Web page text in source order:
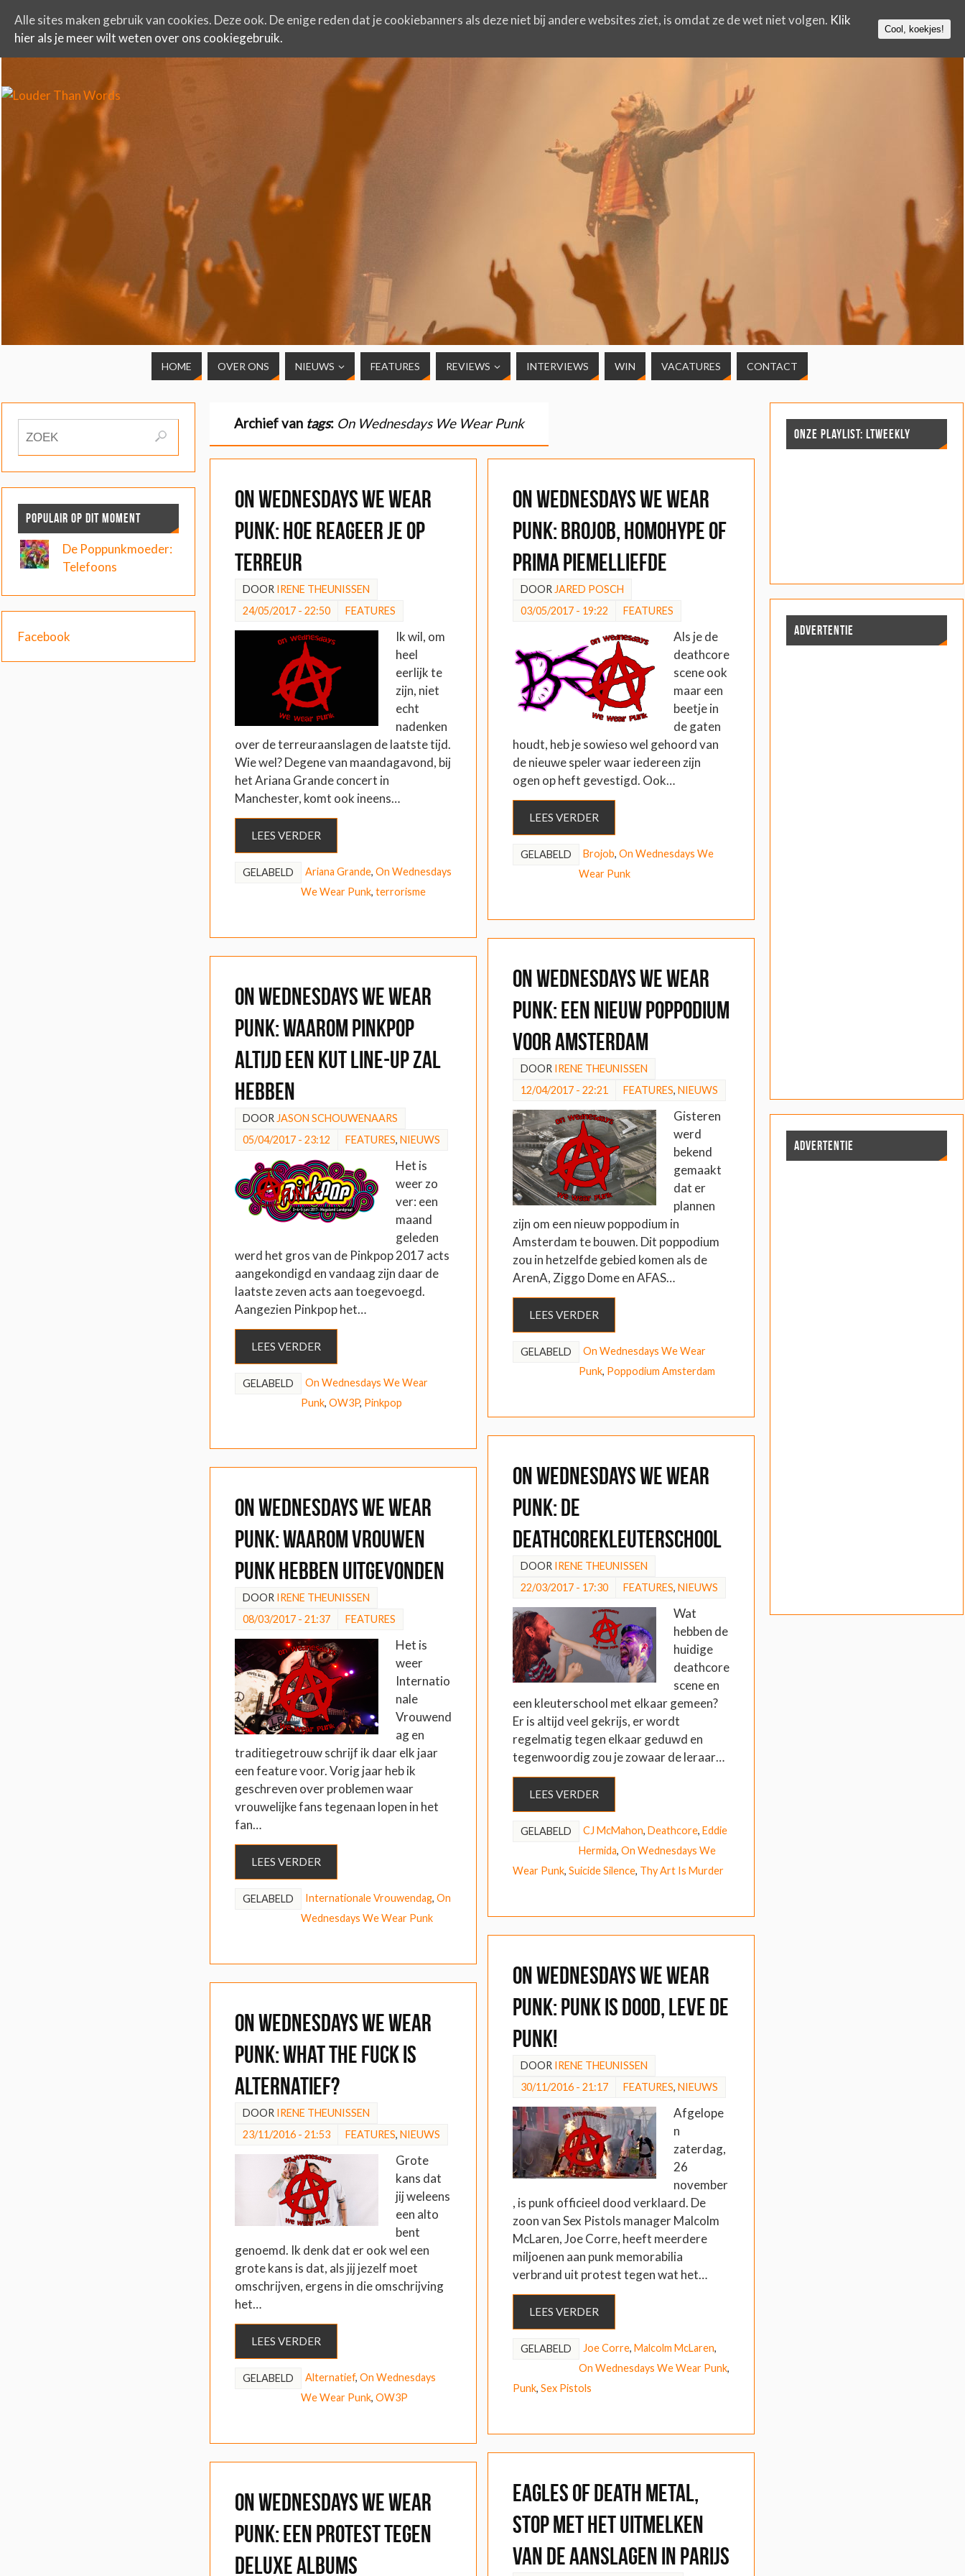
HOME OVER ONS NIEUWS FEATURES REVIEWS INTERVIEWS WIN VACATURES CONTACT
Archief van tags: On Wednesdays We Wear Punk
On Wednesdays We Wear
Punk: Hoe reageer je op
terreur
DOOR IRENE THEUNISSEN
24/05/2017 - 22:50
FEATURES
Ik wil, om
heel
eerlijk te
zijn, niet
echt
nadenken
over de terreuraanslagen de laatste tijd.
Wie wel? Degene van maandagavond, bij
het Ariana Grande concert in
Manchester, komt ook ineens…
LEES VERDER
GELABELD Ariana Grande, On Wednesdays
We Wear Punk, terrorisme
On Wednesdays We Wear
Punk: Brojob, homohype of
prima piemelliefde
DOOR JARED POSCH
03/05/2017 - 19:22
FEATURES
Als je de
deathcore
scene ook
maar een
beetje in
de gaten
houdt, heb je sowieso wel gehoord van
de nieuwe speler waar iedereen zijn
ogen op heft gevestigd. Ook…
LEES VERDER
GELABELD Brojob, On Wednesdays We
Wear Punk
On Wednesdays We Wear
Punk: Een nieuw poppodium
voor Amsterdam
DOOR IRENE THEUNISSEN
12/04/2017 - 22:21
FEATURES, NIEUWS
Gisteren
werd
bekend
gemaakt
dat er
plannen
zijn om een nieuw poppodium in
Amsterdam te bouwen. Dit poppodium
zou in hetzelfde gebied komen als de
ArenA, Ziggo Dome en AFAS…
LEES VERDER
GELABELD
On Wednesdays We Wear
Punk, Poppodium Amsterdam
On Wednesdays We Wear
Punk: Waarom Pinkpop
altijd een kut line-up zal
hebben
DOOR JASON SCHOUWENAARS
05/04/2017 - 23:12
FEATURES, NIEUWS
Het is
weer zo
ver: een
maand
geleden
werd het gros van de Pinkpop 2017 acts
aangekondigd en vandaag zijn daar de
laatste zeven acts aan toegevoegd.
Aangezien Pinkpop het…
LEES VERDER
GELABELD
On Wednesdays We Wear
Punk, OW3P, Pinkpop
On Wednesdays We Wear
Punk: De
deathcorekleuterschool
DOOR IRENE THEUNISSEN
22/03/2017 - 17:30
FEATURES, NIEUWS
Wat
hebben de
huidige
deathcore
scene en
een kleuterschool met elkaar gemeen?
Er is altijd veel gekrijs, er wordt
regelmatig tegen elkaar geduwd en
tegenwoordig zou je zowaar de leraar…
LEES VERDER
GELABELD CJ McMahon, Deathcore, Eddie
Hermida, On Wednesdays We
Wear Punk, Suicide Silence, Thy Art Is Murder
On Wednesdays We Wear
Punk: Waarom vrouwen
punk hebben uitgevonden
DOOR IRENE THEUNISSEN
08/03/2017 - 21:37
FEATURES
Het is
weer
Internatio
nale
Vrouwend
ag en
traditiegetrouw schrijf ik daar elk jaar
een feature voor. Vorig jaar heb ik
geschreven over problemen waar
vrouwelijke fans tegenaan lopen in het
fan…
LEES VERDER
GELABELD Internationale Vrouwendag, On
Wednesdays We Wear Punk
On Wednesdays We Wear
Punk: Punk is dood, leve de
punk!
DOOR IRENE THEUNISSEN
30/11/2016 - 21:17
FEATURES, NIEUWS
Afgelope
n
zaterdag,
26
november
, is punk officieel dood verklaard. De
zoon van Sex Pistols manager Malcolm
McLaren, Joe Corre, heeft meerdere
miljoenen aan punk memorabilia
verbrand uit protest tegen wat het…
LEES VERDER
GELABELD Joe Corre, Malcolm McLaren,
On Wednesdays We Wear Punk,
Punk, Sex Pistols
On Wednesdays We Wear
Punk: What the fuck is
alternatief?
DOOR IRENE THEUNISSEN
23/11/2016 - 21:53
FEATURES, NIEUWS
Grote
kans dat
jij weleens
een alto
bent
genoemd. Ik denk dat er ook wel een
grote kans is dat, als jij jezelf moet
omschrijven, ergens in die omschrijving
het…
LEES VERDER
GELABELD Alternatief, On Wednesdays
We Wear Punk, OW3P
Eagles of Death Metal,
stop met het uitmelken
van de aanslagen in Parijs
On Wednesdays We Wear
Punk: Een Protest Tegen
Deluxe Albums
POPULAIR OP DIT MOMENT
De Poppunkmoeder:
Telefoons
Facebook
ONZE PLAYLIST: LTWEEKLY
ADVERTENTIE
ADVERTENTIE
Alle sites maken gebruik van cookies. Deze ook. De enige reden dat je cookiebanners als deze niet bij andere websites ziet, is omdat ze de wet niet volgen. Klik
hier als je meer wilt weten over ons cookiegebruik.
Cool, koekjes!